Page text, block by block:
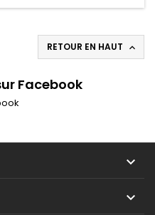
RETOUR EN HAUT 
Facebook

